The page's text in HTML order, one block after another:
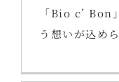
「Bio c’ Bon
う想いが込め